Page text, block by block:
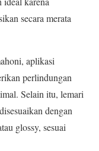
secara merata
aplikasi
perlindungan
Selain itu, lemari
dengan
glossy, sesuai